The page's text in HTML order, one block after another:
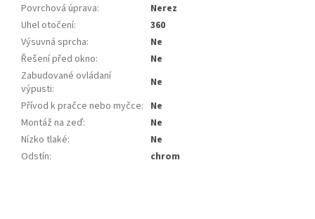
Povrchová úprava:
Nerez
Uhel otočení:
360
Výsuvná sprcha:
Ne
Řešení před okno:
Ne
Zabudované ovládaní
výpusti:
Ne
Přívod k pračce nebo myčce: Ne
Montáž na zeď:
Ne
Nízko tlaké:
Ne
Odstín: chrom